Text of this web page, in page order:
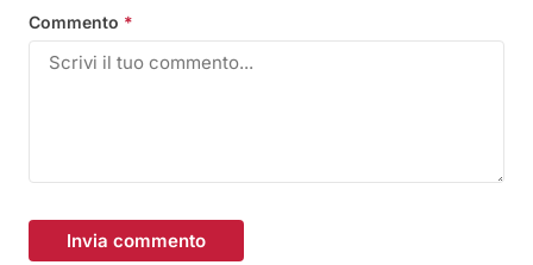
Commento *
Invia commento